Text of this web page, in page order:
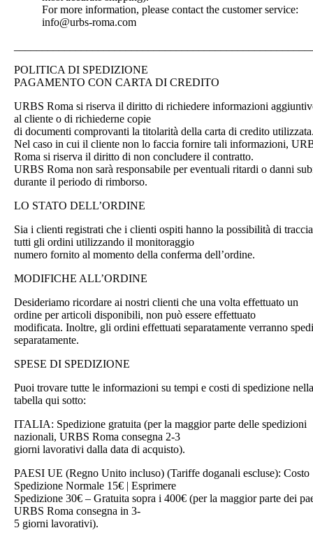
For more information, please contact the customer service:
info@urbs-roma.com
POLITICA DI SPEDIZIONE
PAGAMENTO CON CARTA DI CREDITO
URBS Roma si riserva il diritto di richiedere informazioni
al cliente o di richiederne copie
di documenti comprovanti la titolarità della carta di credito
Nel caso in cui il cliente non lo faccia fornire tali informazioni,
Roma si riserva il diritto di non concludere il contratto.
URBS Roma non sarà responsabile per eventuali ritardi o danni
durante il periodo di rimborso.
LO STATO DELL’ORDINE
Sia i clienti registrati che i clienti ospiti hanno la possibilità di
tutti gli ordini utilizzando il monitoraggio
numero fornito al momento della conferma dell’ordine.
MODIFICHE ALL’ORDINE
Desideriamo ricordare ai nostri clienti che una volta effettuato un
ordine per articoli disponibili, non può essere effettuato
modificata. Inoltre, gli ordini effettuati separatamente verranno
separatamente.
SPESE DI SPEDIZIONE
Puoi trovare tutte le informazioni su tempi e costi di spedizione nella
tabella qui sotto:
ITALIA: Spedizione gratuita (per la maggior parte delle spedizioni
nazionali, URBS Roma consegna 2-3
giorni lavorativi dalla data di acquisto).
PAESI UE (Regno Unito incluso) (Tariffe doganali escluse): Costo
Spedizione Normale 15€ | Esprimere
Spedizione 30€ – Gratuita sopra i 400€ (per la maggior parte dei
URBS Roma consegna in 3-
5 giorni lavorativi).